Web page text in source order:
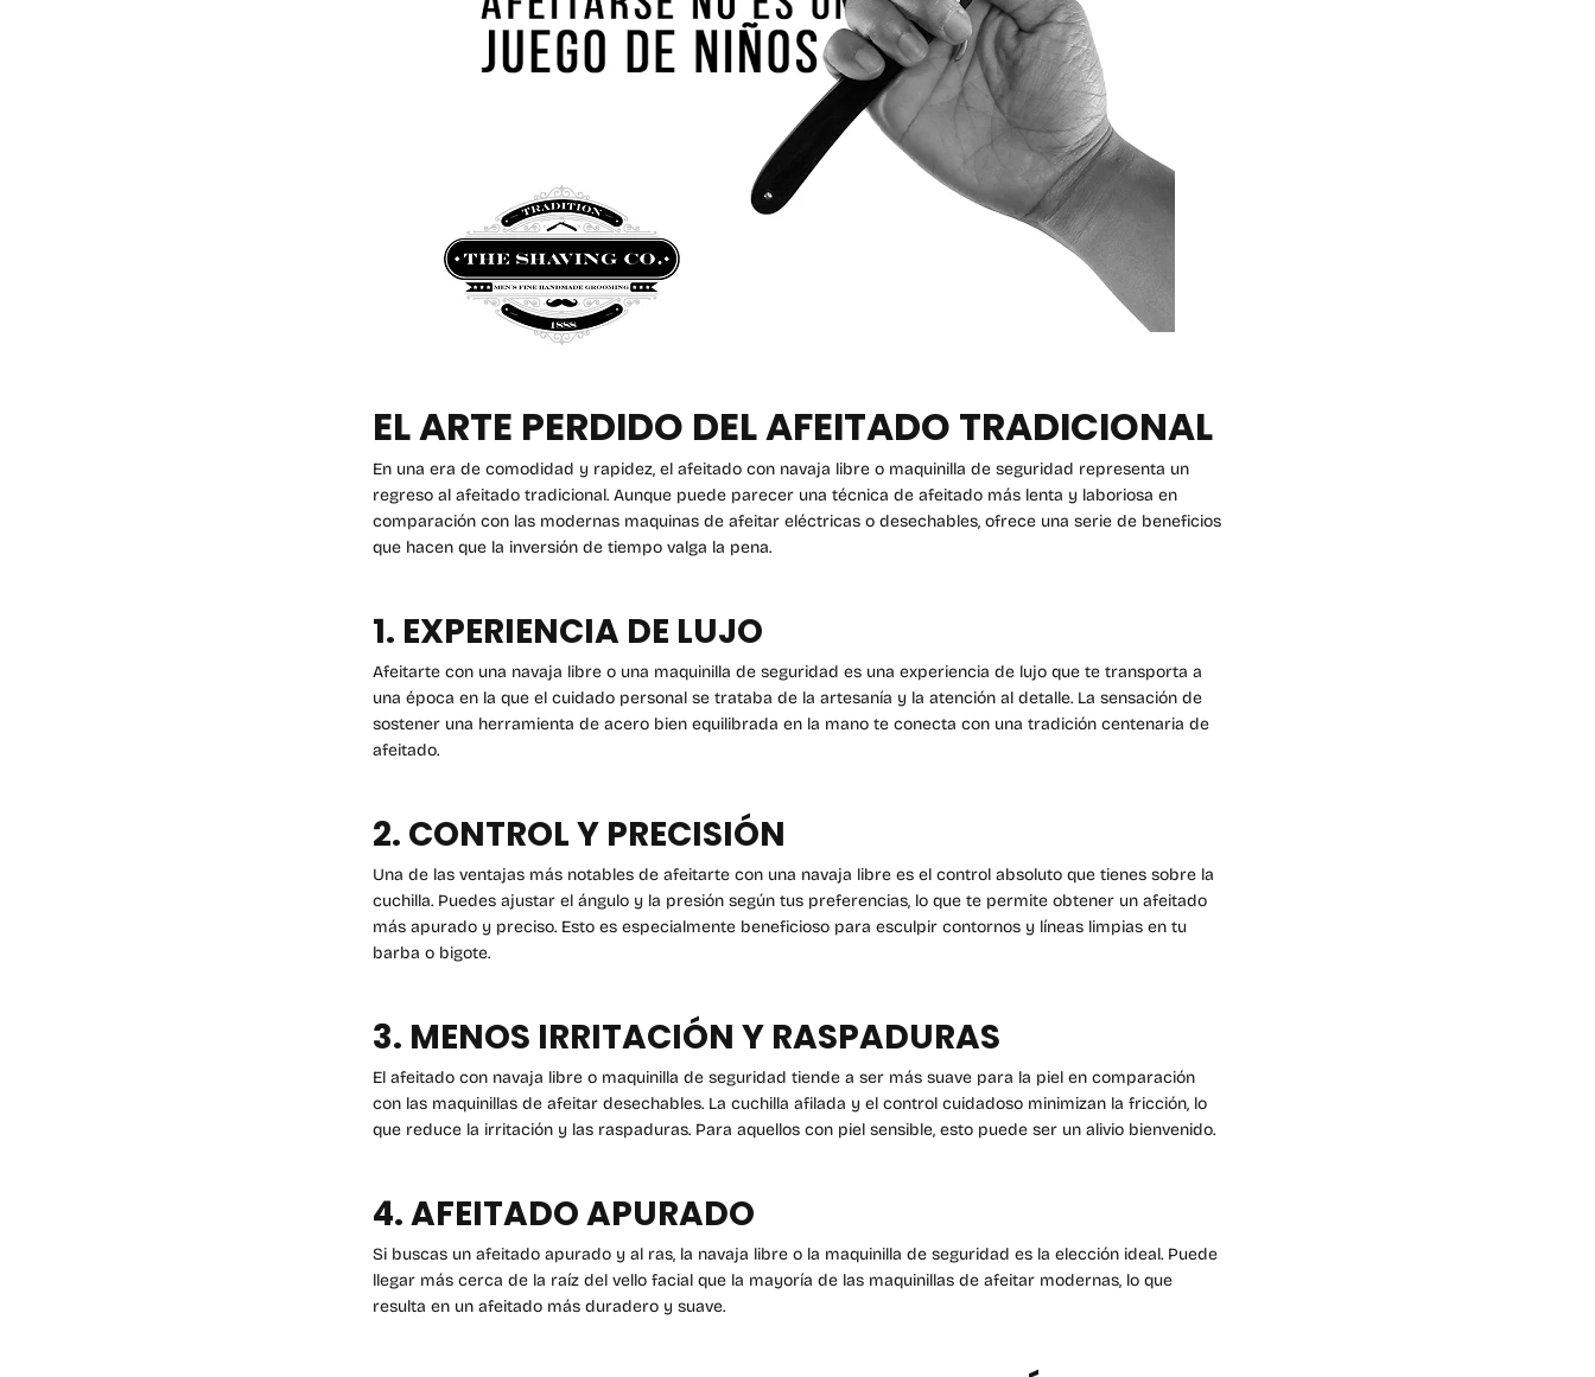
EL ARTE PERDIDO DEL AFEITADO TRADICIONAL
En una era de comodidad y rapidez, el afeitado con navaja libre o maquinilla de seguridad representa un
regreso al afeitado tradicional. Aunque puede parecer una técnica de afeitado más lenta y laboriosa en
comparación con las modernas maquinas de afeitar eléctricas o desechables, ofrece una serie de beneficios
que hacen que la inversión de tiempo valga la pena.
1. EXPERIENCIA DE LUJO
Afeitarte con una navaja libre o una maquinilla de seguridad es una experiencia de lujo que te transporta a
una época en la que el cuidado personal se trataba de la artesanía y la atención al detalle. La sensación de
sostener una herramienta de acero bien equilibrada en la mano te conecta con una tradición centenaria de
afeitado.
2. CONTROL Y PRECISIÓN
Una de las ventajas más notables de afeitarte con una navaja libre es el control absoluto que tienes sobre la
cuchilla. Puedes ajustar el ángulo y la presión según tus preferencias, lo que te permite obtener un afeitado
más apurado y preciso. Esto es especialmente beneficioso para esculpir contornos y líneas limpias en tu
barba o bigote.
3. MENOS IRRITACIÓN Y RASPADURAS
El afeitado con navaja libre o maquinilla deseguridad tiende a ser más suave para la piel en comparación
con las maquinillas de afeitar desechables. La cuchilla afilada y el control cuidadoso minimizan la fricción, lo
que reduce la irritación y las raspaduras. Para aquellos con piel sensible, esto puede ser un alivio bienvenido.
4. AFEITADO APURADO
Si buscas un afeitado apurado y al ras, la navaja libre o la maquinilla deseguridad es la elección ideal. Puede
llegar más cerca de la raíz del vello facial que la mayoría de las maquinillas de afeitar modernas, lo que
resulta en un afeitado más duradero y suave.